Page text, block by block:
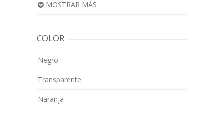
MOSTRAR MÁS
COLOR
Negro
Transparente
Naranja